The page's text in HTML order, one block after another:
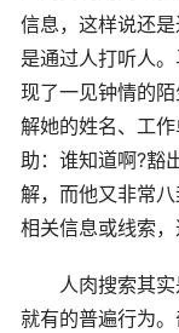
信息，这样说还
是通过人打听人
现了一见钟情的
解她的姓名、工
助：谁知道啊?豁
解，而他又非常
相关信息或线索，
人肉搜索其实
就有的普遍行为